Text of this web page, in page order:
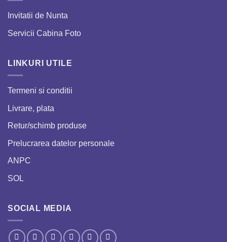
Invitatii de Nunta
Servicii Cabina Foto
LINKURI UTILE
Termeni si conditii
Livrare, plata
Retur/schimb produse
Prelucrarea datelor personale
ANPC
SOL
SOCIAL MEDIA